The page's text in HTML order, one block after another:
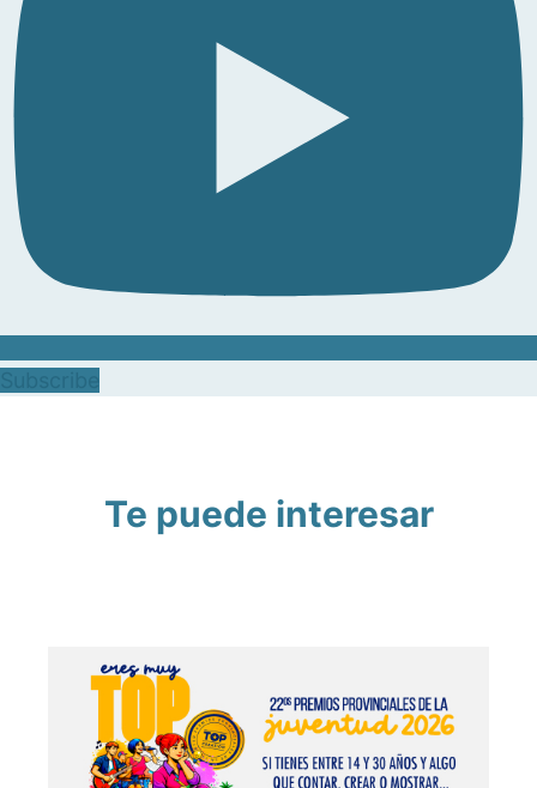
Te puede interesar